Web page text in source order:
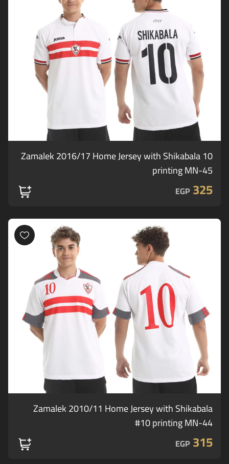
Zamalek 2016/17 Home Jersey with Shikabala 10
printing MN-45
325
EGP
Zamalek 2010/11 Home Jersey with Shikabala
#10 printing MN-44
315
EGP